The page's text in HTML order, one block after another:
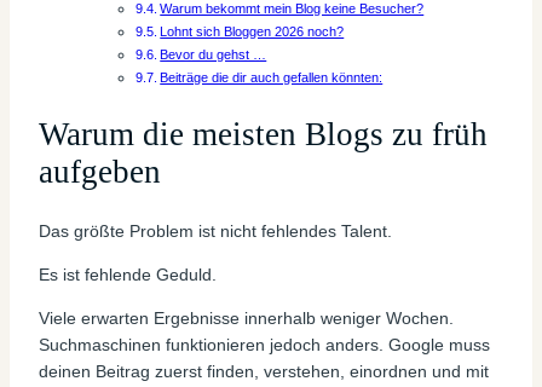
Warum bekommt mein Blog keine Besucher?
Lohnt sich Bloggen 2026 noch?
Bevor du gehst …
Beiträge die dir auch gefallen könnten:
Warum die meisten Blogs zu früh
aufgeben
Das größte Problem ist nicht fehlendes Talent.
Es ist fehlende Geduld.
Viele erwarten Ergebnisse innerhalb weniger Wochen.
Suchmaschinen funktionieren jedoch anders. Google muss
deinen Beitrag zuerst finden, verstehen, einordnen und mit